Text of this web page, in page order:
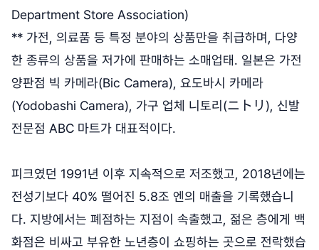
Department Store Association)
** 가전, 의료품 등 특정 분야의 상품만을 취급하며, 다양
한 종류의 상품을 저가에 판매하는 소매업태. 일본은 가전
양판점 빅 카메라(Bic Camera), 요도바시 카메라
(Yodobashi Camera), 가구 업체 니토리(ニトリ), 신발
전문점 ABC 마트가 대표적이다.
피크였던 1991년 이후 지속적으로 저조했고, 2018년에는
전성기보다 40% 떨어진 5.8조 엔의 매출을 기록했습니
다. 지방에서는 폐점하는 지점이 속출했고, 젊은 층에게 백
화점은 비싸고 부유한 노년층이 쇼핑하는 곳으로 전락했습